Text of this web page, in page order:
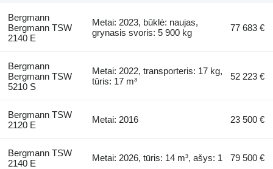
Bergmann
Bergmann TSW
2140 E
Metai: 2023, būklė: naujas,
grynasis svoris: 5 900 kg
77 683 €
Bergmann
Bergmann TSW
5210 S
Metai: 2022, transporteris: 17 kg,
tūris: 17 m³
52 223 €
Bergmann TSW
2120 E
Metai: 2016 23 500 €
Bergmann TSW
2140 E
Metai: 2026, tūris: 14 m³, ašys: 1 79 500 €